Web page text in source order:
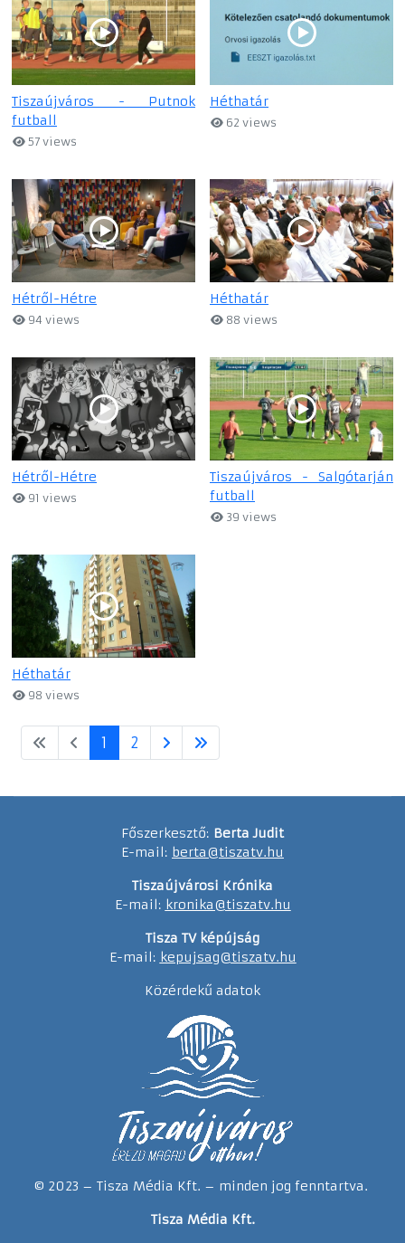
Tiszaújváros - Putnok
futball
57 views
Héthatár
62 views
Hétről-Hétre
94 views
Héthatár
88 views
Hétről-Hétre
91 views
Tiszaújváros - Salgótarján
futball
39 views
Héthatár
98 views
1 2
Főszerkesztő: Berta Judit
E-mail: berta@tiszatv.hu
Tiszaújvárosi Krónika
E-mail: kronika@tiszatv.hu
Tisza TV képújság
E-mail: kepujsag@tiszatv.hu
Közérdekű adatok
© 2023 – Tisza Média Kft. – minden jog fenntartva.
Tisza Média Kft.